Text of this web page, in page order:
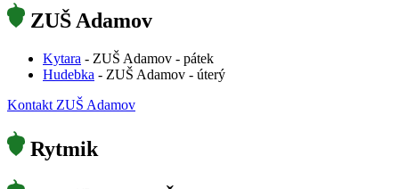
ZUŠ Adamov
Kytara - ZUŠ Adamov - pátek
Hudebka - ZUŠ Adamov - úterý
Kontakt ZUŠ Adamov
Rytmik